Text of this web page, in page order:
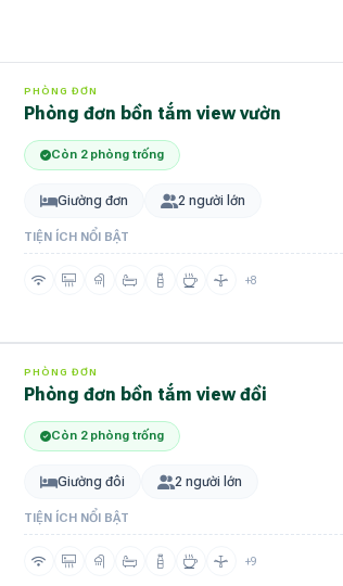
PHÒNG ĐƠN
Phòng đơn bồn tắm view vườn
Còn 2 phòng trống
Giường đơn 2 người lớn
TIỆN ÍCH NỔI BẬT
+8
PHÒNG ĐƠN
Phòng đơn bồn tắm view đồi
Còn 2 phòng trống
Giường đôi 2 người lớn
TIỆN ÍCH NỔI BẬT
+9